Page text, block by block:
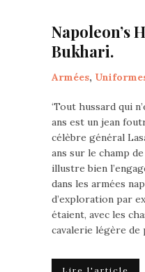
Napoleon’s
Bukhari.
Armées,
‘Tout hussard qui
ans est un jean
célèbre général
ans sur le champ
illustre bien
dans les armées
d’exploration par
étaient, avec les
cavalerie légère